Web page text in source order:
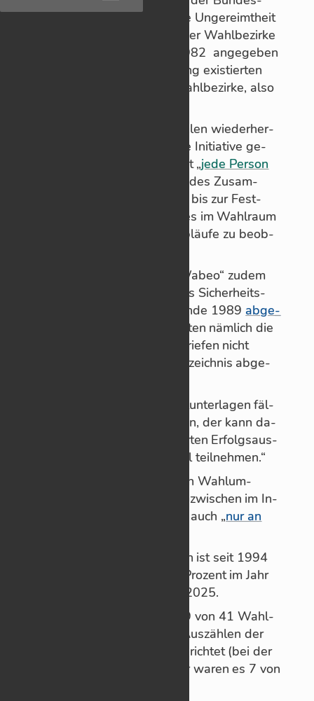
tags­wahl bei­spiels­weise eine Un­ge­reimt­heit
in Bran­den­burg. Die An­zahl der Wahl­be­zirke
dort war vor der Wahl mit 3.982 an­ge­ge­ben
wor­den war, in der Aus­zäh­lung exis­tier­ten
dann aber nur noch 3.964 Wahl­be­zirke, also
Um das Ver­trauen in die Wah­len wie­der­her­
zu­stel­len, hat sich 2024 diese In­itia­tive ge­
grün­det. Laut Wahl­lei­te­rin hat „jede Per­son
, ab dem Zeit­punkt des Zu­sam­
men­tritts des Wahl­vor­stands bis zur Fest­
stel­lung des Wahl­er­geb­nis­ses im Wahl­raum
an­we­send zu sein und die Ab­läufe zu be­ob­
Im ver­gan­ge­nen Jahr wies „Wa­beo“ zu­dem
dar­auf hin, dass ein „wich­ti­ges Si­cher­heits­
ele­ment“ bei der Brief­wahl Ende 1989 ab­ge­
. Seit­dem müss­ten näm­lich die
Wahl­scheine aus den Wahl­brie­fen nicht
mehr mit dem Wahl­schein­ver­zeich­nis ab­ge­
Das be­deute: „Wer Brief­wahl­un­ter­la­gen fäl­
schen oder sich an­eig­nen kann, der kann da­
durch mit er­heb­lich ver­bes­ser­ten Er­folgs­aus­
sich­ten mehr­fach an der Wahl teil­neh­men.“
Nicht zu­letzt, da der Druck von Wahl­um­
schlä­gen und Stimm­zet­teln in­zwi­schen im In­
ter­net an­ge­bo­ten wird, wenn auch „nur an
Die Zahl der Brief­wäh­le­rIn­nen ist seit 1994
stark an­ge­stie­gen: von 13,4 Pro­zent im Jahr
1994 auf 37 Pro­zent im Jahr 2025.
Al­lein in Schorn­dorf wur­den 9 von 41 Wahl­
be­zir­ken zum Sam­meln und Aus­zäh­len der
Stimm­ab­gabe per Brief ein­ge­rich­tet (bei der
Bun­des­tags­wahl vo­ri­ges Jahr wa­ren es 7 von